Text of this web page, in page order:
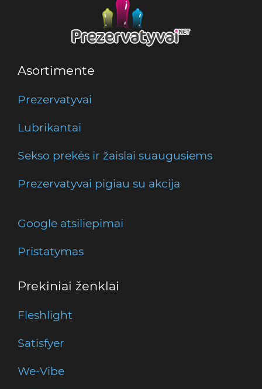
Asortimente
Prezervatyvai
Lubrikantai
Sekso prekės ir žaislai suaugusiems
Prezervatyvai pigiau su akcija
Google atsiliepimai
Pristatymas
Prekiniai ženklai
Fleshlight
Satisfyer
We-Vibe